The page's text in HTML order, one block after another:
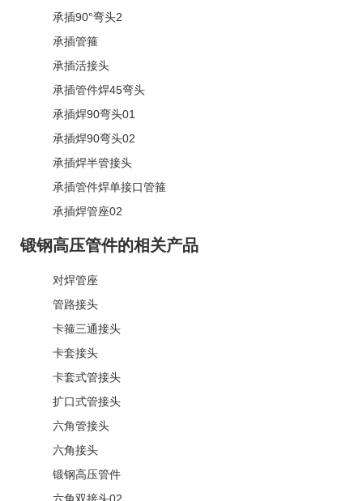
承插90°弯头2
承插管箍
承插活接头
承插管件焊45弯头
承插焊90弯头01
承插焊90弯头02
承插焊半管接头
承插管件焊单接口管箍
承插焊管座02
锻钢高压管件的相关产品
对焊管座
管路接头
卡箍三通接头
卡套接头
卡套式管接头
扩口式管接头
六角管接头
六角接头
锻钢高压管件
六角双接头02